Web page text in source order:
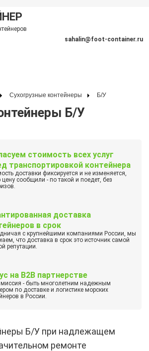
sahalin@foot-container.ru
Сухогрузные контейнеры Б/У
Б/У
стоимость всех услуг
транспортировкой контейнера
доставки фиксируется и не изменяется,
цену сообщили - по такой и поедет, без
доставка
в срок
с крупнейшими компаниями России, мы
что доставка в срок это источник самой
репутации.
на B2B партнерстве
- быть многолетним надежным
по доставке и логистике морских
в России.
Б/У при надлежащем
ремонте